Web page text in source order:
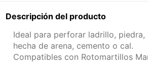
Descripción del producto
Ideal para perforar ladrillo,
hecha de arena, cemento o cal.
Compatibles con Rotomartillos